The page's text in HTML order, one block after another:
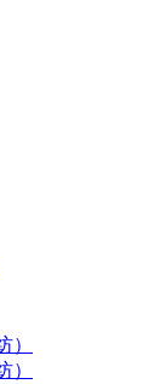
）
）